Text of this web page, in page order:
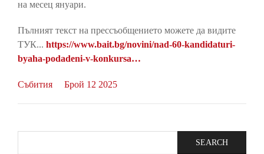
на месец януари.
Пълният текст на прессъобщението можете да видите
ТУК... https://www.bait.bg/novini/nad-60-kandidaturi-
byaha-podadeni-v-konkursa…
Събития Брой 12 2025